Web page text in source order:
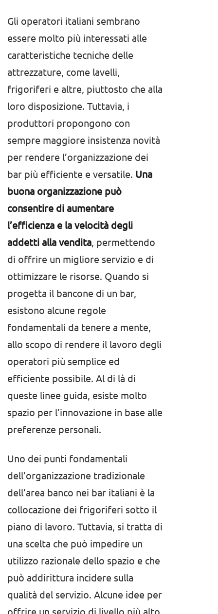
Gli operatori italiani sembrano
essere molto più interessati alle
caratteristiche tecniche delle
attrezzature, come lavelli,
frigoriferi e altre, piuttosto che alla
loro disposizione. Tuttavia, i
produttori propongono con
sempre maggiore insistenza novità
per rendere l’organizzazione dei
bar più efficiente e versatile. Una
buona organizzazione può
consentire di aumentare
l’efficienza e la velocità degli
addetti alla vendita, permettendo
di offrire un migliore servizio e di
ottimizzare le risorse. Quando si
progetta il bancone di un bar,
esistono alcune regole
fondamentali da tenere a mente,
allo scopo di rendere il lavoro degli
operatori più semplice ed
efficiente possibile. Al di là di
queste linee guida, esiste molto
spazio per l’innovazione in base alle
preferenze personali.
Uno dei punti fondamentali
dell’organizzazione tradizionale
dell’area banco nei bar italiani è la
collocazione dei frigoriferi sotto il
piano di lavoro. Tuttavia, si tratta di
una scelta che può impedire un
utilizzo razionale dello spazio e che
può addirittura incidere sulla
qualità del servizio. Alcune idee per
offrire un servizio di livello più alto